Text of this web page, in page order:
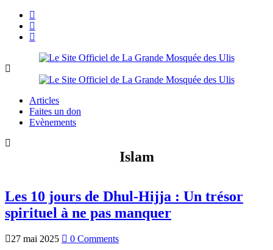
Articles
Faites un don
Evènements
Islam
Les 10 jours de Dhul-Hijja : Un trésor
spirituel à ne pas manquer
27 mai 2025
0 Comments